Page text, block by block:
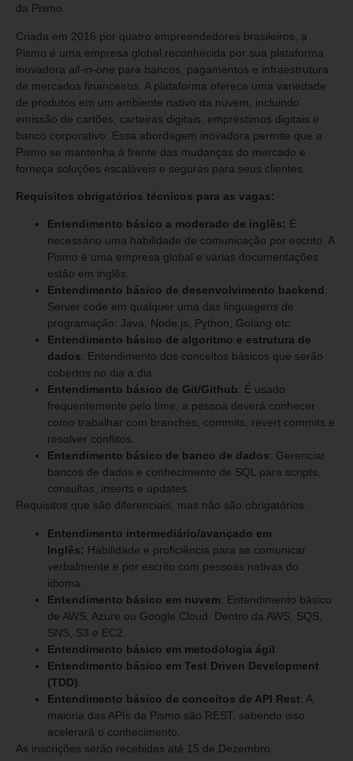
da Pismo.
Criada em 2016 por quatro empreendedores brasileiros, a
Pismo é uma empresa global reconhecida por sua plataforma
inovadora all-in-one para bancos, pagamentos e infraestrutura
de mercados financeiros. A plataforma oferece uma variedade
de produtos em um ambiente nativo da nuvem, incluindo
emissão de cartões, carteiras digitais, empréstimos digitais e
banco corporativo. Essa abordagem inovadora permite que a
Pismo se mantenha à frente das mudanças do mercado e
forneça soluções escaláveis e seguras para seus clientes.
Requisitos obrigatórios técnicos para as vagas:
Entendimento básico a moderado de inglês: É
necessário uma habilidade de comunicação por escrito. A
Pismo é uma empresa global e várias documentações
estão em inglês.
Entendimento básico de desenvolvimento backend:
Server code em qualquer uma das linguagens de
programação: Java, Node.js, Python, Golang etc.
Entendimento básico de algoritmo e estrutura de
dados: Entendimento dos conceitos básicos que serão
cobertos no dia a dia.
Entendimento básico de Git/Github: É usado
frequentemente pelo time, a pessoa deverá conhecer
como trabalhar com branches, commits, revert commits e
resolver conflitos.
Entendimento básico de banco de dados: Gerenciar
bancos de dados e conhecimento de SQL para scripts,
consultas, inserts e updates.
Requisitos que são diferenciais, mas não são obrigatórios:
Entendimento intermediário/avançado em
Inglês: Habilidade e proficiência para se comunicar
verbalmente e por escrito com pessoas nativas do
idioma.
Entendimento básico em nuvem: Entendimento básico
de AWS, Azure ou Google Cloud. Dentro da AWS, SQS,
SNS, S3 e EC2.
Entendimento básico em metodologia ágil
Entendimento básico em Test Driven Development
(TDD)
Entendimento básico de conceitos de API Rest: A
maioria das APIs da Pismo são REST, sabendo isso
acelerará o conhecimento.
As inscrições serão recebidas até 15 de Dezembro.